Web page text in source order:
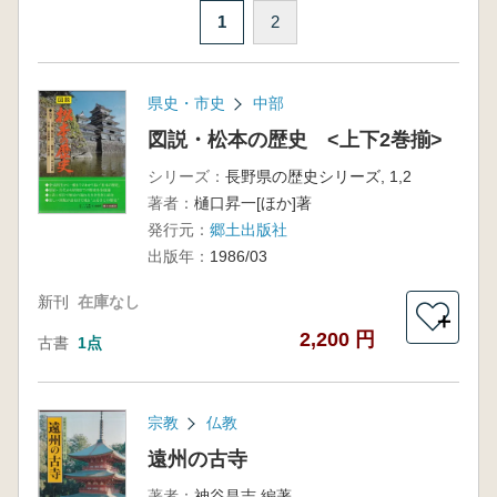
1 2
県史・市史 中部
図説・松本の歴史 <上下2巻揃>
シリーズ： 長野県の歴史シリーズ, 1,2
著者： 樋口昇一[ほか]著
発行元： 郷土出版社
出版年： 1986/03
新刊 在庫なし
古書 1点 2,200 円
＋
宗教 仏教
遠州の古寺